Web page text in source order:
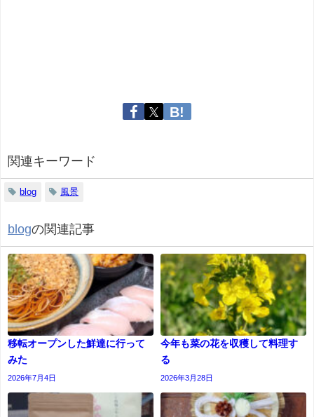
関連キーワード
blog 風景
blogの関連記事
移転オープンした鮮達に行って
みた
2026年7月4日
今年も菜の花を収穫して料理す
る
2026年3月28日